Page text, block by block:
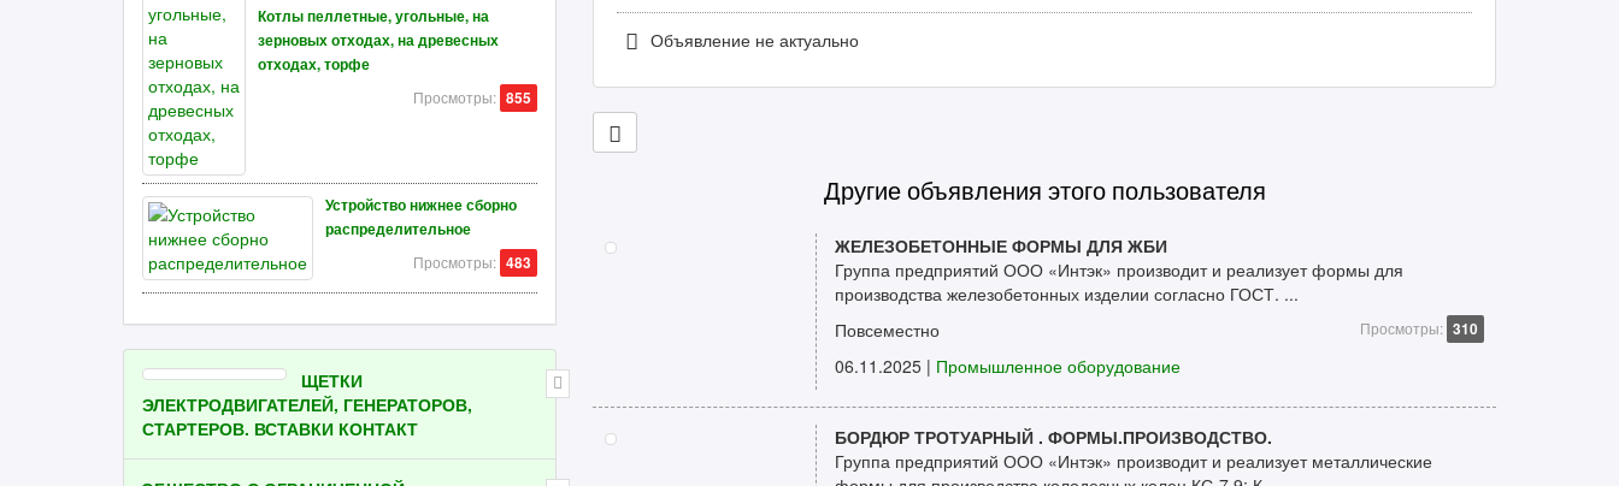
Объявление не актуально
Другие объявления этого пользователя
ЖЕЛЕЗОБЕТОННЫЕ ФОРМЫ ДЛЯ ЖБИ
Группа предприятий ООО «Интэк» производит и реализует формы для
производства железобетонных изделии согласно ГОСТ. ...
Повсеместно
Просмотры: 310
06.11.2025 | Промышленное оборудование
БОРДЮР ТРОТУАРНЫЙ . ФОРМЫ.ПРОИЗВОДСТВО.
Группа предприятий ООО «Интэк» производит и реализует металлические
Котлы пеллетные, угольные, на
зерновых отходах, на древесных
отходах, торфе
Просмотры: 855
Устройство нижнее сборно
распределительное
Просмотры: 483
ЩЕТКИ
ЭЛЕКТРОДВИГАТЕЛЕЙ, ГЕНЕРАТОРОВ,
СТАРТЕРОВ. ВСТАВКИ КОНТАКТ